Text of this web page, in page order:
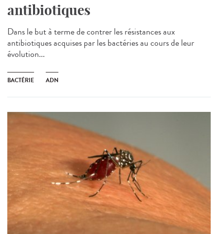
antibiotiques
Dans le but à terme de contrer les résistances aux
antibiotiques acquises par les bactéries au cours de leur
évolution...
BACTÉRIE ADN